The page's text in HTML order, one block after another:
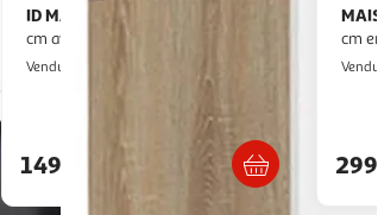
ID MARKET Pont de lit bridget 226
cm avec rangements bois et blanc
Vendu par
Livraison dès 5/6 jours
149,99€
cm